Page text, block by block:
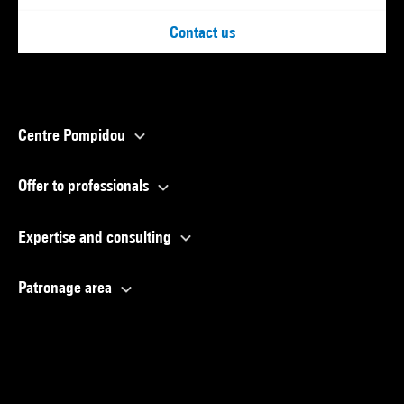
Contact us
Centre Pompidou
Offer to professionals
Expertise and consulting
Patronage area